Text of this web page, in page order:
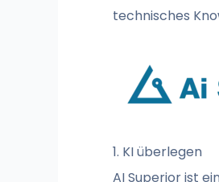
technisches
1. KI überlegen
AI Superior ist